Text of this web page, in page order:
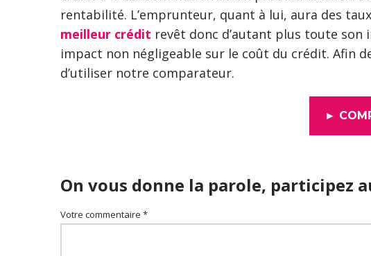
rentabilité. L’emprunteur, quant à lui, aura des
meilleur crédit revêt donc d’autant plus toute
impact non négligeable sur le coût du crédit. Afin
d’utiliser notre comparateur.
►
On vous donne la parole, participez
Votre commentaire *